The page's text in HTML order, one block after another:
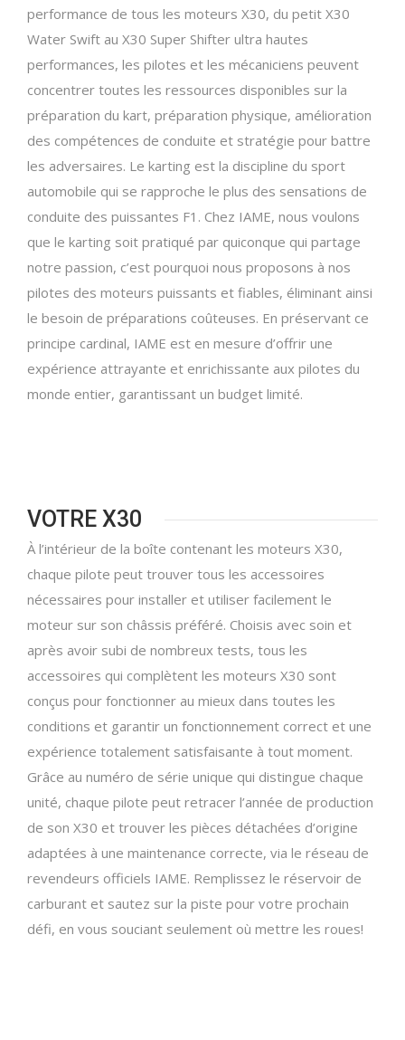
performance de tous les moteurs X30, du petit X30
Water Swift au X30 Super Shifter ultra hautes
performances, les pilotes et les mécaniciens peuvent
concentrer toutes les ressources disponibles sur la
préparation du kart, préparation physique, amélioration
des compétences de conduite et stratégie pour battre
les adversaires. Le karting est la discipline du sport
automobile qui se rapproche le plus des sensations de
conduite des puissantes F1. Chez IAME, nous voulons
que le karting soit pratiqué par quiconque qui partage
notre passion, c’est pourquoi nous proposons à nos
pilotes des moteurs puissants et fiables, éliminant ainsi
le besoin de préparations coûteuses. En préservant ce
principe cardinal, IAME est en mesure d’offrir une
expérience attrayante et enrichissante aux pilotes du
monde entier, garantissant un budget limité.
VOTRE X30
À l’intérieur de la boîte contenant les moteurs X30,
chaque pilote peut trouver tous les accessoires
nécessaires pour installer et utiliser facilement le
moteur sur son châssis préféré. Choisis avec soin et
après avoir subi de nombreux tests, tous les
accessoires qui complètent les moteurs X30 sont
conçus pour fonctionner au mieux dans toutes les
conditions et garantir un fonctionnement correct et une
expérience totalement satisfaisante à tout moment.
Grâce au numéro de série unique qui distingue chaque
unité, chaque pilote peut retracer l’année de production
de son X30 et trouver les pièces détachées d’origine
adaptées à une maintenance correcte, via le réseau de
revendeurs officiels IAME. Remplissez le réservoir de
carburant et sautez sur la piste pour votre prochain
défi, en vous souciant seulement où mettre les roues!